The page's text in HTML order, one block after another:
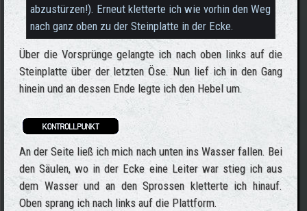
abzustürzen!). Erneut kletterte ich wie vorhin den Weg
nach ganz oben zu der Steinplatte in der Ecke.
Über die Vorsprünge gelangte ich nach oben links auf die
Steinplatte über der letzten Öse. Nun lief ich in den Gang
hinein und an dessen Ende legte ich den Hebel um.
An der Seite ließ ich mich nach unten ins Wasser fallen. Bei
den Säulen, wo in der Ecke eine Leiter war stieg ich aus
dem Wasser und an den Sprossen kletterte ich hinauf.
Oben sprang ich nach links auf die Plattform.